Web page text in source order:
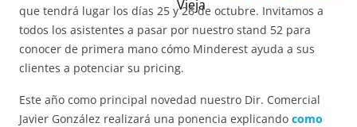
que tendrá lugar los días 25 y 26 de octubre. Invitamos a
todos los asistentes a pasar por nuestro stand 52 para
conocer de primera mano cómo Minderest ayuda a sus
clientes a potenciar su pricing.
Este año como principal novedad nuestro Dir. Comercial
Javier González realizará una ponencia explicando como